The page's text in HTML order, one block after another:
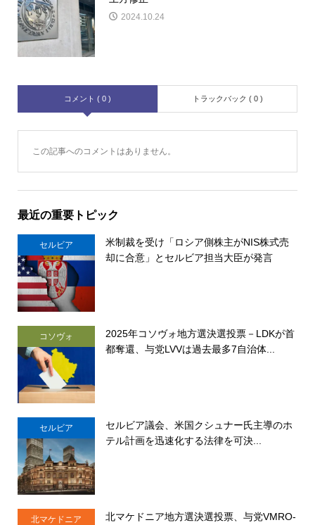
2024.10.24
コメント ( 0 ) トラックバック ( 0 )
この記事へのコメントはありません。
最近の重要トピック
セルビア
米制裁を受け「ロシア側株主がNIS株式売
却に合意」とセルビア担当大臣が発言
コソヴォ
2025年コソヴォ地方選決選投票－LDKが首
都奪還、与党LVVは過去最多7自治体...
セルビア
セルビア議会、米国クシュナー氏主導のホ
テル計画を迅速化する法律を可決...
北マケドニア
北マケドニア地方選決選投票、与党VMRO-